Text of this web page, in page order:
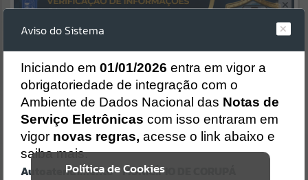
Resultados para""
Portais
Por favor, aguarde...
NOTÍCIAS
Por favor, aguarde...
AUTOATENDIMENTO
Política de Cookies
Aviso do Sistema
Iniciando em 01/01/2026 entra em vigor a
obrigatoriedade de integração com o
Ambiente de Dados Nacional das Notas de
Serviço Eletrônicas com isso entraram em
vigor novas regras, acesse o link abaixo e
saiba mais.
Autoatendimento - MUNICÍPIO DE CORUPÁ
Erro
Gerenciamento do Sistema
CÓDIGO DA MENSAGEM:
Ocorreu um erro de script:
Uncaught SyntaxError: Unexpected token '('
https://corupa.atende.net/cidadao/pagina/static/bundle/wpo_index
_2_base_l2_portal_editores_sync_dd63a725aa1a3e42e62571aa199b6
7e2.js?v=816ac05d:47
Verificar Mais Detalhes